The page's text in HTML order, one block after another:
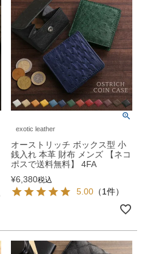
exotic leather
オーストリッチ ボックス型 小
銭入れ 本革 財布 メンズ 【ネコ
ポスで送料無料】 4FA
¥6,380税込
5.00 （1件）